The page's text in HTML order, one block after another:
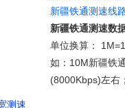
新疆铁通测速线
新疆铁通测速数
单位换算：
如：10M新疆铁
(8000Kbps)左右；
测速